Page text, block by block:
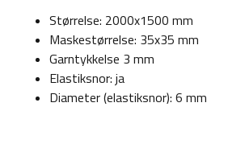
Størrelse: 2000x1500 mm
Maskestørrelse: 35x35 mm
Garntykkelse 3 mm
Elastiksnor: ja
Diameter (elastiksnor): 6 mm